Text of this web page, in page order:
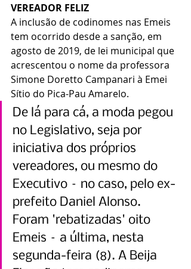
VEREADOR FELIZ
A inclusão de codinomes nas Emeis
tem ocorrido desde a sanção, em
agosto de 2019, de lei municipal que
acrescentou o nome da professora
Simone Doretto Campanari à Emei
Sítio do Pica-Pau Amarelo.
De lá para cá, a moda pegou
no Legislativo, seja por
iniciativa dos próprios
vereadores, ou mesmo do
Executivo – no caso, pelo ex-
prefeito Daniel Alonso.
Foram 'rebatizadas' oito
Emeis – a última, nesta
segunda-feira (8). A Beija